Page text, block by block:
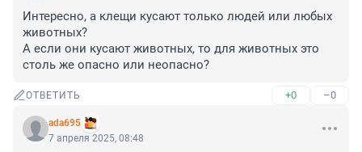
Интересно, а клещи кусают только людей или любых
животных?
А если они кусают животных, то для животных это
столь же опасно или неопасно?
ОТВЕТИТЬ +0 –0
ada695
7 апреля 2025, 08:48